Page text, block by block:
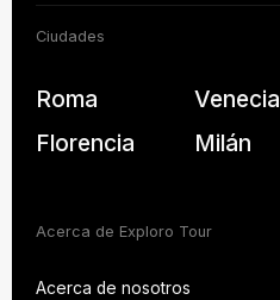
Ciudades
Roma Venecia
Florencia
Milán
Acerca de Exploro Tour
Acerca de nosotros